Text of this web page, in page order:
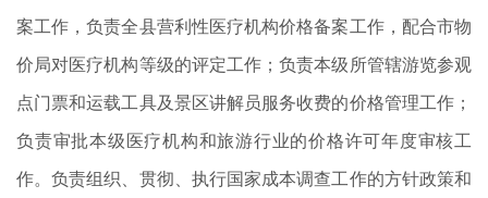
案工作，负责全县营利性医疗机构价格备案工作，配合市物
价局对医疗机构等级的评定工作；负责本级所管辖游览参观
点门票和运载工具及景区讲解员服务收费的价格管理工作；
负责审批本级医疗机构和旅游行业的价格许可年度审核工
作。负责组织、贯彻、执行国家成本调查工作的方针政策和